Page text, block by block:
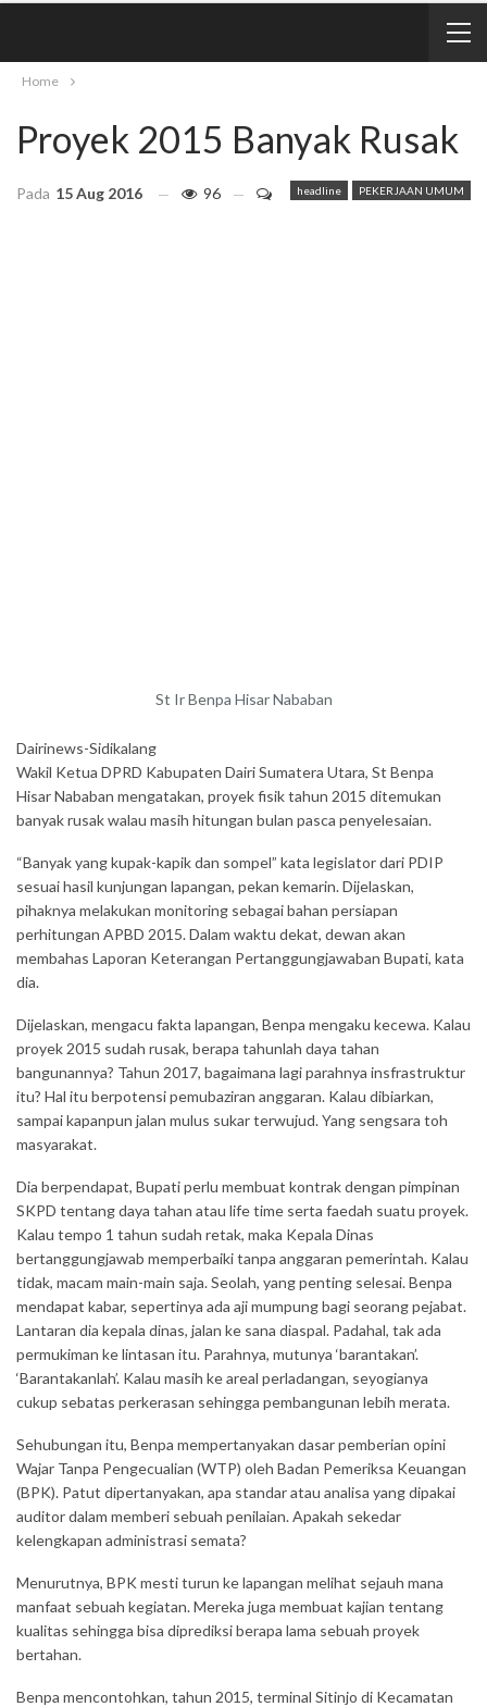
Home
Proyek 2015 Banyak Rusak
headline PEKERJAAN UMUM
Pada 15 Aug 2016 96
St Ir Benpa Hisar Nababan
Dairinews-Sidikalang
Wakil Ketua DPRD Kabupaten Dairi Sumatera Utara, St Benpa
Hisar Nababan mengatakan, proyek fisik tahun 2015 ditemukan
banyak rusak walau masih hitungan bulan pasca penyelesaian.
“Banyak yang kupak-kapik dan sompel” kata legislator dari PDIP
sesuai hasil kunjungan lapangan, pekan kemarin. Dijelaskan,
pihaknya melakukan monitoring sebagai bahan persiapan
perhitungan APBD 2015. Dalam waktu dekat, dewan akan
membahas Laporan Keterangan Pertanggungjawaban Bupati, kata
dia.
Dijelaskan, mengacu fakta lapangan, Benpa mengaku kecewa. Kalau
proyek 2015 sudah rusak, berapa tahunlah daya tahan
bangunannya? Tahun 2017, bagaimana lagi parahnya insfrastruktur
itu? Hal itu berpotensi pemubaziran anggaran. Kalau dibiarkan,
sampai kapanpun jalan mulus sukar terwujud. Yang sengsara toh
masyarakat.
Dia berpendapat, Bupati perlu membuat kontrak dengan pimpinan
SKPD tentang daya tahan atau life time serta faedah suatu proyek.
Kalau tempo 1 tahun sudah retak, maka Kepala Dinas
bertanggungjawab memperbaiki tanpa anggaran pemerintah. Kalau
tidak, macam main-main saja. Seolah, yang penting selesai. Benpa
mendapat kabar, sepertinya ada aji mumpung bagi seorang pejabat.
Lantaran dia kepala dinas, jalan ke sana diaspal. Padahal, tak ada
permukiman ke lintasan itu. Parahnya, mutunya ‘barantakan’.
‘Barantakanlah’. Kalau masih ke areal perladangan, seyogianya
cukup sebatas perkerasan sehingga pembangunan lebih merata.
Sehubungan itu, Benpa mempertanyakan dasar pemberian opini
Wajar Tanpa Pengecualian (WTP) oleh Badan Pemeriksa Keuangan
(BPK). Patut dipertanyakan, apa standar atau analisa yang dipakai
auditor dalam memberi sebuah penilaian. Apakah sekedar
kelengkapan administrasi semata?
Menurutnya, BPK mesti turun ke lapangan melihat sejauh mana
manfaat sebuah kegiatan. Mereka juga membuat kajian tentang
kualitas sehingga bisa diprediksi berapa lama sebuah proyek
bertahan.
Benpa mencontohkan, tahun 2015, terminal Sitinjo di Kecamatan